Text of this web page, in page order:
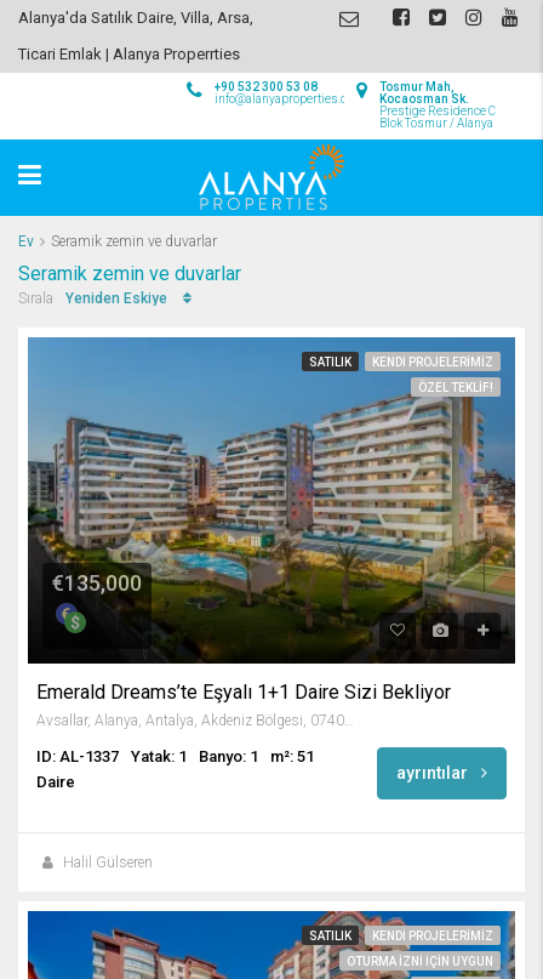
Alanya'da Satılık Daire, Villa, Arsa,
Ticari Emlak | Alanya Properrties
Tosmur Mah,
Kocaosman Sk.
Prestige Residence C
Blok Tosmur / Alanya
+90 532 300 53 08
info@alanyaproperties.com
Ev Seramik zemin ve duvarlar
Seramik zemin ve duvarlar
Sırala Yeniden Eskiye
SATILIK
KENDI PROJELERIMIZ
ÖZEL TEKLIF!
€135,000
Emerald Dreams’te Eşyalı 1+1 Daire Sizi Bekliyor
Avsallar, Alanya, Antalya, Akdeniz Bölgesi, 07407, Türkiye
ID: AL-1337 Yatak: 1 Banyo: 1
m²: 51
Daire
ayrıntılar
Halil Gülseren
SATILIK
KENDI PROJELERIMIZ
OTURMA IZNI IÇIN UYGUN